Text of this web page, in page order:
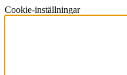
Cookie-inställningar